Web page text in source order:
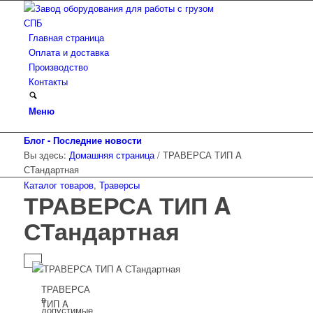
Главная страница
Оплата и доставка
Производство
Контакты
Меню
Блог - Последние новости
Вы здесь: Домашняя страница / ТРАВЕРСА ТИП A
СТандартная
Каталог товаров, Траверсы
ТРАВЕРСА ТИП A
СТандартная
ТРАВЕРСА
ТИП A
допустимые
в